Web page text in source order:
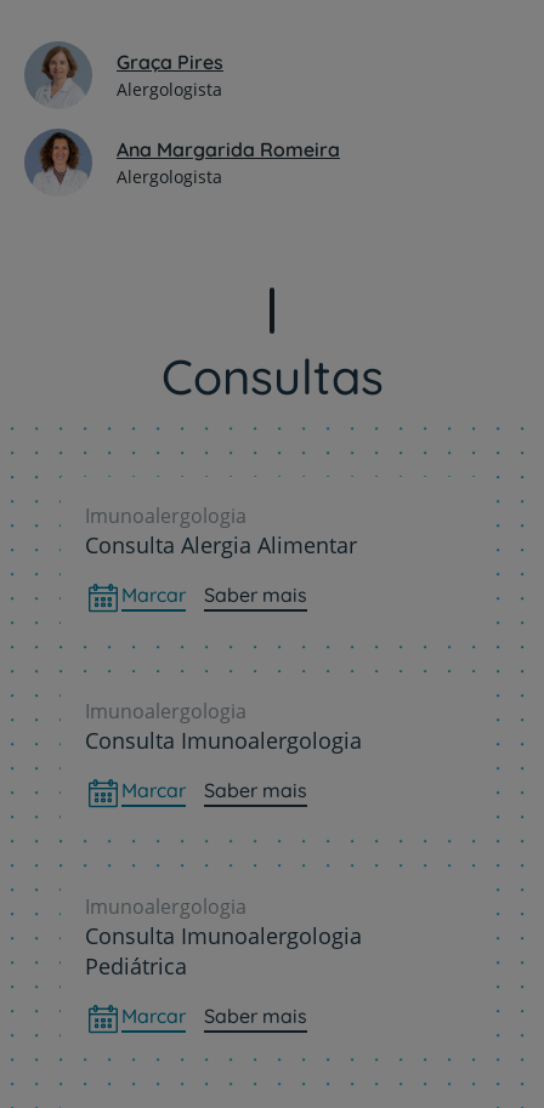
Graça Pires
Alergologista
Ana Margarida Romeira
Alergologista
Consultas
Imunoalergologia
Consulta Alergia Alimentar
Marcar Saber mais
Imunoalergologia
Consulta Imunoalergologia
Marcar Saber mais
Imunoalergologia
Consulta Imunoalergologia
Pediátrica
Marcar Saber mais